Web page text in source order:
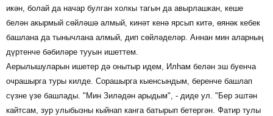
икән, болай да начар булган холкы тагын да авырлашкан, кеше
белән акырмый сөйләшә алмый, кинәт кенә ярсып китә, өянәк кебек
башлана да тынычлана алмый, дип сөйләделәр. Аннан мин аларның
дүртенче бәбиләре тууын ишеттем.
Аерылышуларын ишетер дә онытыр идем, Илһам белән эш буенча
очрашырга туры килде. Сорашырга кыенсындым, беренче башлап
сүзне үзе башлады. "Мин Зиләдән арыдым", - диде ул. "Бер эштән
кайтсам, зур улыбызны кыйнап канга батырып бетергән. Фатир тулы